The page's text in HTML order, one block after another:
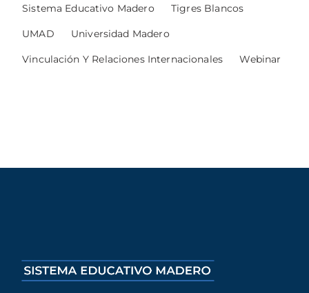
Sistema Educativo Madero Tigres Blancos
UMAD Universidad Madero
Vinculación Y Relaciones Internacionales Webinar